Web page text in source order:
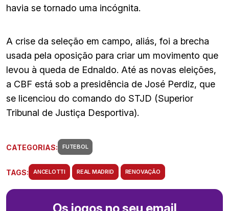
havia se tornado uma incógnita.
A crise da seleção em campo, aliás, foi a brecha
usada pela oposição para criar um movimento que
levou à queda de Ednaldo. Até as novas eleições,
a CBF está sob a presidência de José Perdiz, que
se licenciou do comando do STJD (Superior
Tribunal de Justiça Desportiva).
CATEGORIAS: FUTEBOL
TAGS: ANCELOTTI REAL MADRID RENOVAÇÃO